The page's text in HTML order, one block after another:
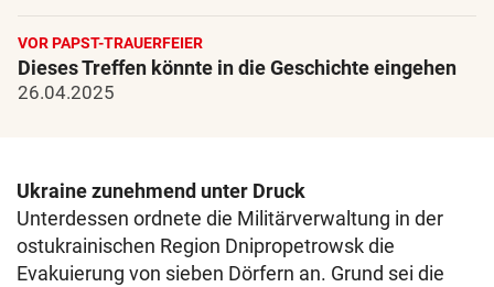
VOR PAPST-TRAUERFEIER
Dieses Treffen könnte in die Geschichte eingehen
26.04.2025
Ukraine zunehmend unter Druck
Unterdessen ordnete die Militärverwaltung in der
ostukrainischen Region Dnipropetrowsk die
Evakuierung von sieben Dörfern an. Grund sei die